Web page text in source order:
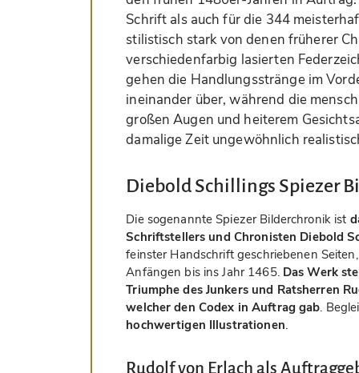
Schrift als auch für die 344
stilistisch stark von denen früherer
verschiedenfarbig lasierten
gehen die Handlungsstränge im
ineinander über, während die
großen Augen und heiterem
damalige Zeit ungewöhnlich
Diebold Schillings Spiezer
Die sogenannte Spiezer Bilderchronik ist
Schriftstellers und Chronisten Diebold
feinster Handschrift geschriebenen
Anfängen bis ins Jahr 1465. Das Werk
Triumphe des Junkers und Ratsherren
welcher den Codex in Auftrag gab.
hochwertigen Illustrationen.
Rudolf von Erlach als